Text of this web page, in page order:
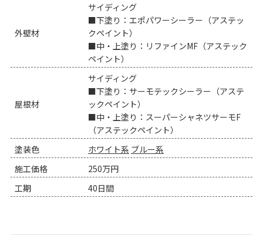
外壁材
サイディング
■下塗り：エポパワーシーラー（アステッ
クペイント）
■中・上塗り：リファインMF（アステック
ペイント）
屋根材
サイディング
■下塗り：サーモテックシーラー（アステ
ックペイント）
■中・上塗り：スーパーシャネツサーモF
（アステックペイント）
塗装色
ホワイト系 ブルー系
施工価格
250万円
工期
40日間